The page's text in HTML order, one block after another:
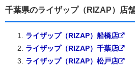
千葉県のライザップ（RIZAP）店
ライザップ（RIZAP）船橋店
ライザップ（RIZAP）千葉店
ライザップ（RIZAP）松戸店